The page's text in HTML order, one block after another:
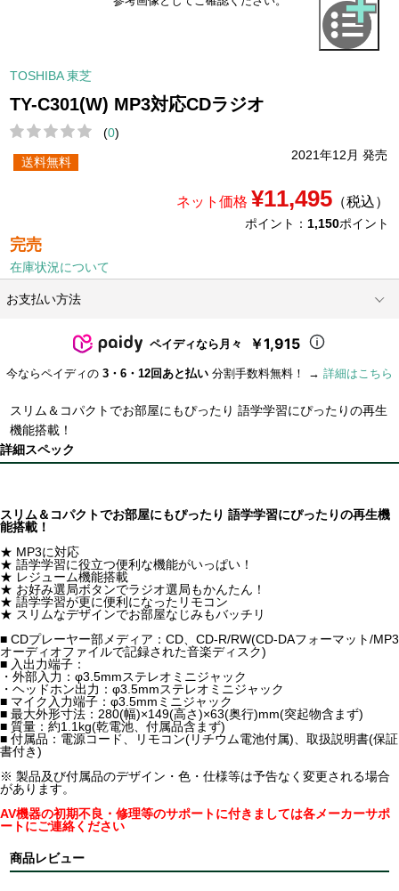
TOSHIBA 東芝
TY-C301(W) MP3対応CDラジオ
(0)
2021年12月 発売
送料無料
ネット価格 ¥11,495（税込）
ポイント： 1,150ポイント
完売
在庫状況について
お支払い方法
ペイディなら月々 ￥1,915
今ならペイディの 3・6・12回あと払い 分割手数料無料！ → 詳細はこちら
スリム＆コパクトでお部屋にもぴったり 語学学習にぴったりの再生
機能搭載！
詳細スペック
スリム＆コパクトでお部屋にもぴったり 語学学習にぴったりの再生機
能搭載！
★ MP3に対応
★ 語学学習に役立つ便利な機能がいっぱい！
★ レジューム機能搭載
★ お好み選局ボタンでラジオ選局もかんたん！
★ 語学学習が更に便利になったリモコン
★ スリムなデザインでお部屋なじみもバッチリ
■ CDプレーヤー部メディア：CD、CD-R/RW(CD-DAフォーマット/MP3
オーディオファイルで記録された音楽ディスク)
■ 入出力端子：
・外部入力：φ3.5mmステレオミニジャック
・ヘッドホン出力：φ3.5mmステレオミニジャック
■ マイク入力端子：φ3.5mmミニジャック
■ 最大外形寸法：280(幅)×149(高さ)×63(奥行)mm(突起物含まず)
■ 質量：約1.1kg(乾電池、付属品含まず)
■ 付属品：電源コード、リモコン(リチウム電池付属)、取扱説明書(保証
書付き)
※ 製品及び付属品のデザイン・色・仕様等は予告なく変更される場合
があります。
AV機器の初期不良・修理等のサポートに付きましては各メーカーサポ
ートにご連絡ください
商品レビュー